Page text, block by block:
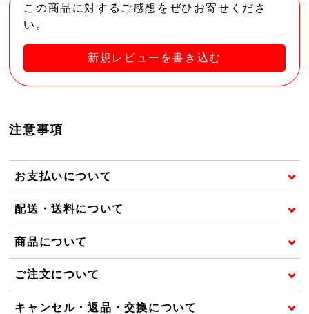
この商品に対するご感想をぜひお寄せくださ
い。
新規レビューを書き込む
注意事項
お支払いについて
配送・送料について
商品について
ご注文について
キャンセル・返品・交換について